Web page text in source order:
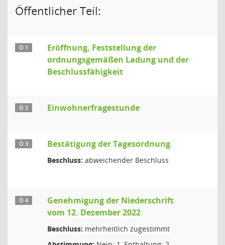
Öffentlicher Teil:
Ö 1
Eröffnung, Feststellung der
ordnungsgemäßen Ladung und der
Beschlussfähigkeit
Ö 2 Einwohnerfragestunde
Ö 3 Bestätigung der Tagesordnung
Beschluss: abweichender Beschluss
Ö 4
Genehmigung der Niederschrift
vom 12. Dezember 2022
Beschluss: mehrheitlich zugestimmt